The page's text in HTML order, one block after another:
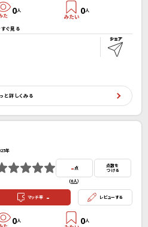
0人 0人
ぐ見る
と詳しくみる
年
-点
(0人）
点数を
つける
マッチ率 - レビューする
0人 0人